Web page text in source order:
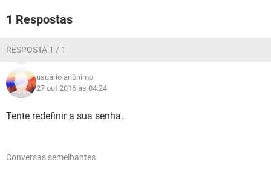
1 Respostas
RESPOSTA 1 / 1
usuário anônimo
27 out 2016 às 04:24
Tente redefinir a sua senha.
Conversas semelhantes